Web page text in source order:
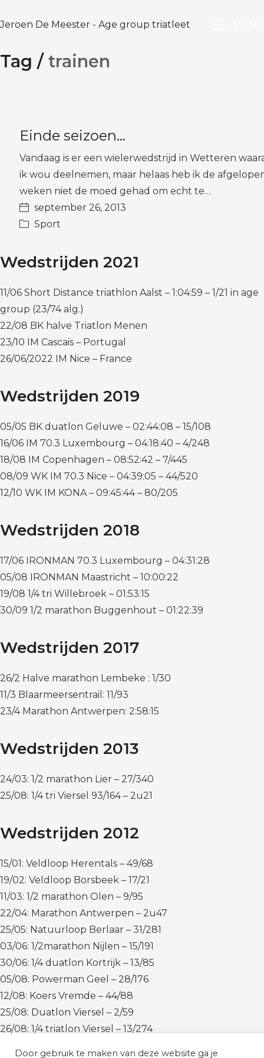
Jeroen De Meester - Age group triatleet
Tag / trainen
Einde seizoen…
Vandaag is er een wielerwedstrijd in Wetteren
ik wou deelnemen, maar helaas heb ik de
weken niet de moed gehad om echt te…
september 26, 2013
Sport
Wedstrijden 2021
11/06 Short Distance triathlon Aalst – 1:04:59 – 1/21 in age
group (23/74 alg.)
22/08 BK halve Triatlon Menen
23/10 IM Cascais – Portugal
26/06/2022 IM Nice – France
Wedstrijden 2019
05/05 BK duatlon Geluwe – 02:44:08 – 15/108
16/06 IM 70.3 Luxembourg – 04:18:40 – 4/248
18/08 IM Copenhagen – 08:52:42 – 7/445
08/09 WK IM 70.3 Nice – 04:39:05 – 44/520
12/10 WK IM KONA – 09:45:44 – 80/205
Wedstrijden 2018
17/06 IRONMAN 70.3 Luxembourg – 04:31:28
05/08 IRONMAN Maastricht – 10:00:22
19/08 1/4 tri Willebroek – 01:53:15
30/09 1/2 marathon Buggenhout – 01:22:39
Wedstrijden 2017
26/2 Halve marathon Lembeke : 1/30
11/3 Blaarmeersentrail: 11/93
23/4 Marathon Antwerpen: 2:58:15
Wedstrijden 2013
24/03: 1/2 marathon Lier – 27/340
25/08: 1/4 tri Viersel 93/164 – 2u21
Wedstrijden 2012
15/01: Veldloop Herentals – 49/68
19/02: Veldloop Borsbeek – 17/21
11/03: 1/2 marathon Olen – 9/95
22/04: Marathon Antwerpen – 2u47
25/05: Natuurloop Berlaar – 31/281
03/06: 1/2marathon Nijlen – 15/191
30/06: 1/4 duatlon Kortrijk – 13/85
05/08: Powerman Geel – 28/176
12/08: Koers Vremde – 44/88
25/08: Duatlon Viersel – 2/59
26/08: 1/4 triatlon Viersel – 13/274
Door gebruik te maken van deze website ga je